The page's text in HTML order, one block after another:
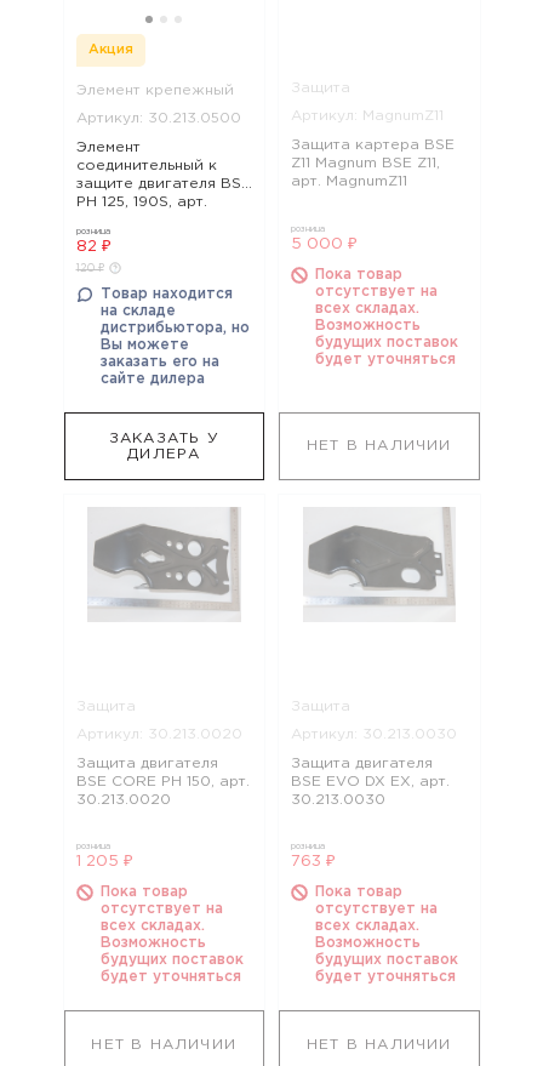
Акция
Элемент крепежный
Артикул: 30.213.0500
Элемент
соединительный к
защите двигателя BSE
PH 125, 190S, арт.
розница
82 ₽
120 ₽
Товар находится
на складе
дистрибьютора, но
Вы можете
заказать его на
сайте дилера
ЗАКАЗАТЬ У
ДИЛЕРА
Защита
Артикул: MagnumZ11
Защита картера BSE
Z11 Magnum BSE Z11,
арт. MagnumZ11
розница
5 000 ₽
Пока товар
отсутствует на
всех складах.
Возможность
будущих поставок
будет уточняться
НЕТ В НАЛИЧИИ
Защита
Артикул: 30.213.0020
Защита двигателя
BSE CORE PH 150, арт.
30.213.0020
розница
1 205 ₽
Пока товар
отсутствует на
всех складах.
Возможность
будущих поставок
будет уточняться
НЕТ В НАЛИЧИИ
Защита
Артикул: 30.213.0030
Защита двигателя
BSE EVO DX EX, арт.
30.213.0030
розница
763 ₽
Пока товар
отсутствует на
всех складах.
Возможность
будущих поставок
будет уточняться
НЕТ В НАЛИЧИИ